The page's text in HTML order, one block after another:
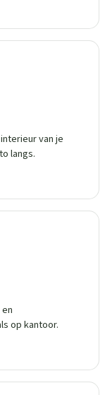
van je
langs.
op kantoor.